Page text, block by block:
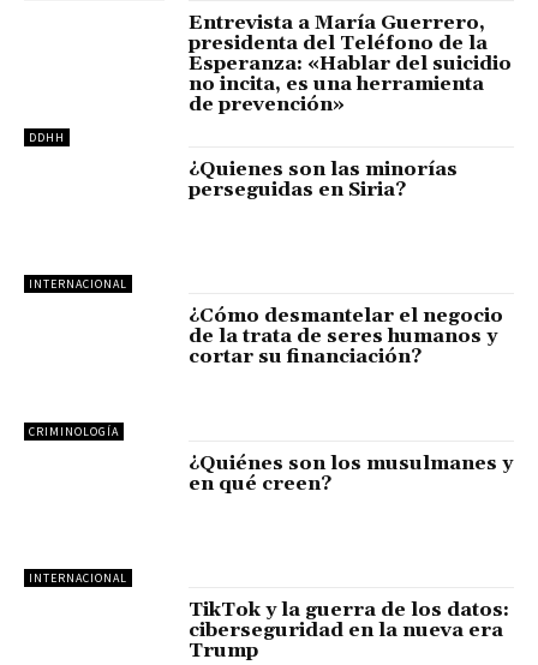
DDHH
Entrevista a María Guerrero,
presidenta del Teléfono de la
Esperanza: «Hablar del suicidio
no incita, es una herramienta
de prevención»
INTERNACIONAL
¿Quienes son las minorías
perseguidas en Siria?
CRIMINOLOGÍA
¿Cómo desmantelar el negocio
de la trata de seres humanos y
cortar su financiación?
INTERNACIONAL
¿Quiénes son los musulmanes y
en qué creen?
TikTok y la guerra de los datos:
ciberseguridad en la nueva era
Trump